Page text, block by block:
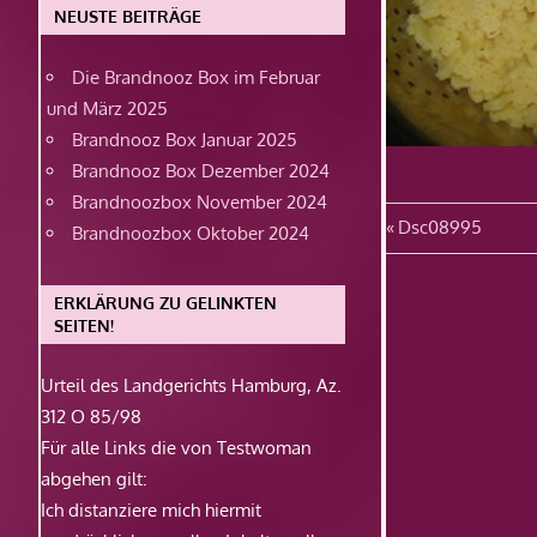
Vorheriger
Beitrag:
Dsc08995
NEUSTE BEITRÄGE
Die Brandnooz Box im Februar
und März 2025
Brandnooz Box Januar 2025
Brandnooz Box Dezember 2024
Brandnoozbox November 2024
Brandnoozbox Oktober 2024
ERKLÄRUNG ZU GELINKTEN
SEITEN!
Urteil des Landgerichts Hamburg, Az.
312 O 85/98
Für alle Links die von Testwoman
abgehen gilt:
Ich distanziere mich hiermit